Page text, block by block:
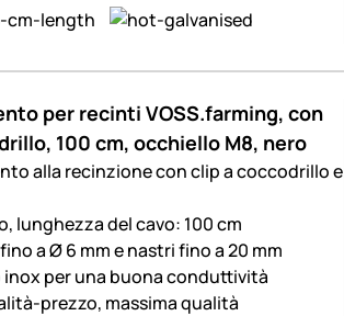
per recinti VOSS.farming, con
100 cm, occhiello M8, nero
alla recinzione con clip a coccodrillo e
lunghezza del cavo: 100 cm
a Ø 6 mm e nastri fino a 20 mm
per una buona conduttività
prezzo, massima qualità